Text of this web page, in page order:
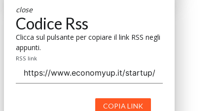
close
Codice Rss
Clicca sul pulsante per copiare il link RSS negli
appunti.
RSS link
COPIA LINK